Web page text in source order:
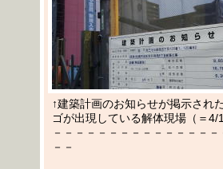
↑建築計画のお知らせが掲示され
ゴが出現している解体現場（＝4/
－－－－－－－－－－－－－－
－－